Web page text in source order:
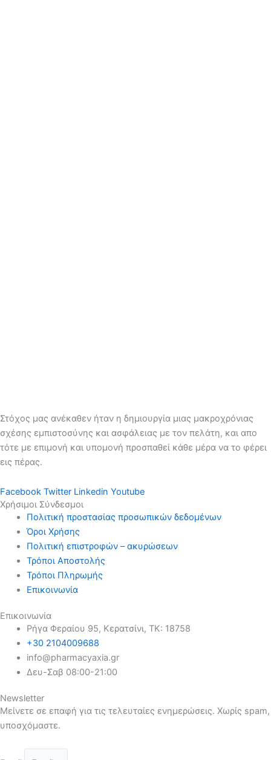
Στόχος μας ανέκαθεν ήταν η δημιουργία μιας μακροχρόνιας
σχέσης εμπιστοσύνης και ασφάλειας με τον πελάτη, και απο
τότε με επιμονή και υπομονή προσπαθεί κάθε μέρα να το φέρει
εις πέρας.
Facebook Twitter Linkedin Youtube
Χρήσιμοι Σύνδεσμοι
Πολιτική προστασίας προσωπικών δεδομένων
Όροι Χρήσης
Πολιτική επιστροφών – ακυρώσεων
Τρόποι Αποστολής
Τρόποι Πληρωμής
Επικοινωνία
Επικοινωνία
Ρήγα Φεραίου 95, Κερατσίνι, ΤΚ: 18758
+30 2104009688
info@pharmacyaxia.gr
Δευ-Σαβ 08:00-21:00
Newsletter
Μείνετε σε επαφή για τις τελευταίες ενημερώσεις. Χωρίς spam,
υποσχόμαστε.